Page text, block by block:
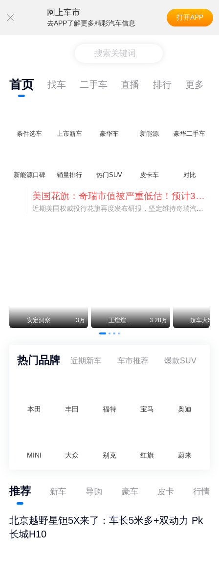
网上车市
去APP了解更多精彩汽车信息
打开APP
搜索关键词
首页 找车 二手车 直播 排行 更多
条件选车 上市新车 豪华车 新能源 豪华二手车
新能源口碑 销量排行 热门SUV 皮卡车 对比
美国花旗：奇瑞市值被严重低估！预计36港元/股
近期美国权威投行花旗再度发布研报，坚定维持奇瑞汽车（09973.HK）买入评级，将其合理目标价定格在36港元/股。对照公司最新25.46港元的二级市场现价，这一目标价意味着股价存在41.4%的可观上行空间，花旗直言，当前资本市场受短期市场情绪、国内车市价格战扰动，明显低估了奇瑞长期价值与全球化成长潜力。
安定洞察 3万 王煊煊的爱车日记 3.28万 超车大S
热门品牌 近期新车 车市推荐 爆款SUV
本田 丰田 福特 宝马 奥迪
MINI 大众 别克 红旗 蔚来
推荐 新车 导购 豪车 皮卡 行情
北京越野星钽5X来了：车长5米多+双动力 Pk
长城H10